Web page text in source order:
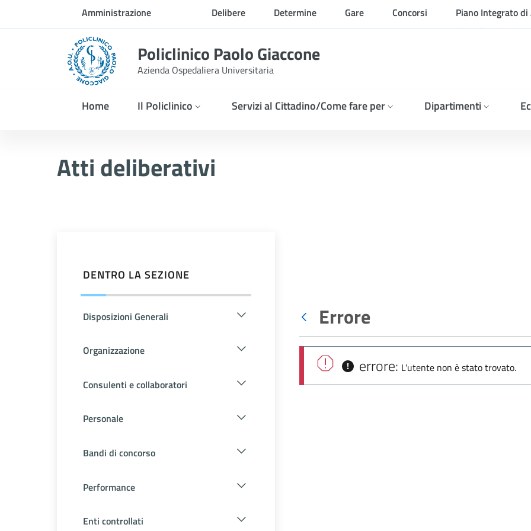
Skip to Main ContentAmministrazione
trasparente
Delibere Determine Gare Concorsi
Piano Integrato
Organizzazione
Policlinico Paolo Giaccone
Azienda Ospedaliera Universitaria
Home Il Policlinico Servizi al Cittadino/Come fare per Dipartimenti
Atti deliberativi
DENTRO LA SEZIONE
Disposizioni Generali
Organizzazione
Consulenti e collaboratori
Personale
Bandi di concorso
Performance
Enti controllati
Errore
errore: L'utente non è stato trovato.